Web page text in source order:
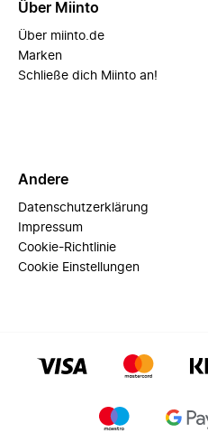
Über Miinto
Über miinto.de
Marken
Schließe dich Miinto an!
Andere
Datenschutzerklärung
Impressum
Cookie-Richtlinie
Cookie Einstellungen